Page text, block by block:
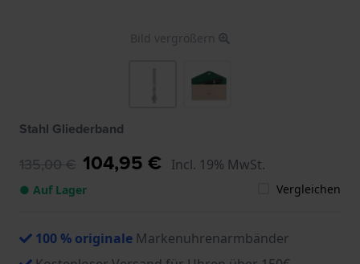
Bild vergrößern
Stahl Gliederband
135,00 € 104,95 € Incl. 19% MwSt.
● Auf Lager Vergleichen
100 % originale Markenuhrenarmbänder